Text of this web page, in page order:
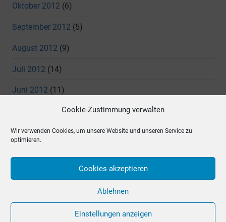
Cookie-Zustimmung verwalten
Wir verwenden Cookies, um unsere Website und unseren Service zu
optimieren.
Cookies akzeptieren
Ablehnen
Einstellungen anzeigen
Oktober 2012 (6)
September 2012 (5)
August 2012 (9)
Juli 2012 (14)
Juni 2012 (11)
April 2012(4)
(3)